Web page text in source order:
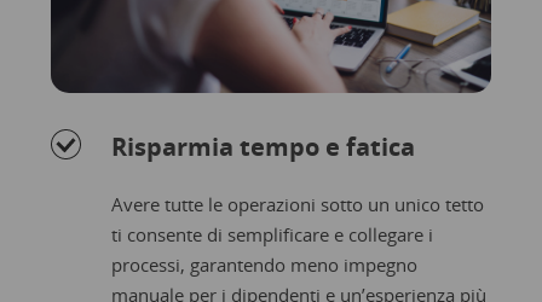
Risparmia tempo e fatica
Avere tutte le operazioni sotto un unico tetto
ti consente di semplificare e collegare i
processi, garantendo meno impegno
manuale per i dipendenti e un’esperienza più